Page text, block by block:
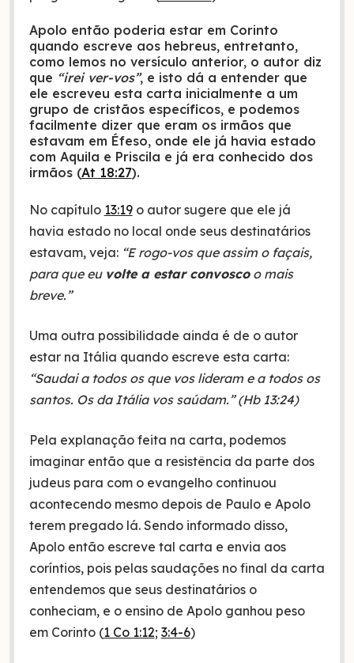
Apolo então poderia estar em Corinto
quando escreve aos hebreus, entretanto,
como lemos no versículo anterior, o autor diz
que “irei ver-vos”, e isto dá a entender que
ele escreveu esta carta inicialmente a um
grupo de cristãos específicos, e podemos
facilmente dizer que eram os irmãos que
estavam em Éfeso, onde ele já havia estado
com Aquila e Priscila e já era conhecido dos
irmãos (At 18:27).
No capítulo 13:19o autor sugere que ele já
havia estado no local onde seus destinatários
estavam, veja: “E rogo-vos que assim o façais,
para que eu volte a estar convoscoo mais
breve.”
Uma outra possibilidade ainda é de o autor
estar na Itália quando escreve esta carta:
“Saudai a todos os que vos lideram e a todos os
santos. Os da Itália vos saúdam.” (Hb 13:24)
Pela explanação feita na carta, podemos
imaginar então que a resistência da parte dos
judeus para com o evangelho continuou
acontecendo mesmo depois de Paulo e Apolo
terem pregado lá. Sendo informado disso,
Apolo então escreve tal carta e envia aos
coríntios, pois pelas saudações no final da carta
entendemos que seus destinatários o
conheciam, e o ensino de Apolo ganhou peso
em Corinto (1 Co 1:12; 3:4-6)